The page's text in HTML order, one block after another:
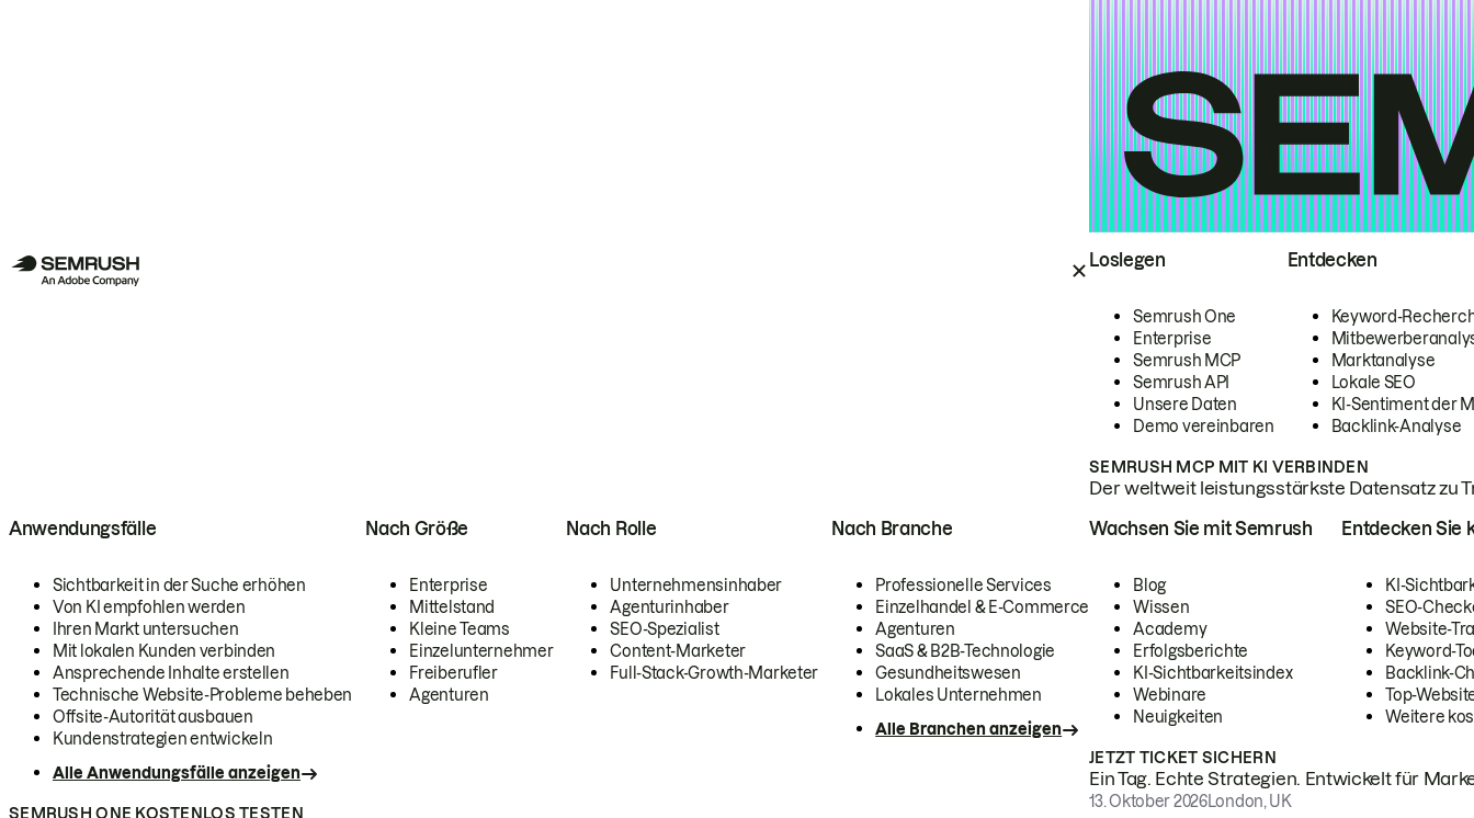
Loslegen
Semrush One
Enterprise
Semrush MCP
Semrush API
Unsere Daten
Demo vereinbaren
Entdecken
Keyword-
Marktanalyse
Lokale SEO
KI-Sentiment der
Backlink-Analyse
SEMRUSH MCP MIT KI VERBINDEN
Der weltweit leistungsstärkste Datensatz zu
Anwendungsfälle
Sichtbarkeit in der Suche erhöhen
Von KI empfohlen werden
Ihren Markt untersuchen
Mit lokalen Kunden verbinden
Ansprechende Inhalte erstellen
Technische Website-Probleme beheben
Offsite-Autorität ausbauen
Kundenstrategien entwickeln
Alle Anwendungsfälle anzeigen
Nach Größe
Enterprise
Mittelstand
Kleine Teams
Einzelunternehmer
Freiberufler
Agenturen
Nach Rolle
Unternehmensinhaber
Agenturinhaber
SEO-Spezialist
Content-Marketer
Full-Stack-Growth-Marketer
Nach Branche
Professionelle Services
Einzelhandel & E-Commerce
Agenturen
SaaS & B2B-Technologie
Gesundheitswesen
Lokales Unternehmen
Alle Branchen anzeigen
SEMRUSH ONE KOSTENLOS TESTEN
Wachsen Sie mit Semrush
Blog
Wissen
Academy
Erfolgsberichte
KI-Sichtbarkeitsindex
Webinare
Neuigkeiten
Entdecken Sie
KI-
SEO-
Website-
Keyword-
Backlink-
Top-
Weitere
JETZT TICKET SICHERN
Ein Tag. Echte Strategien. Entwickelt für
13. Oktober 2026London, UK